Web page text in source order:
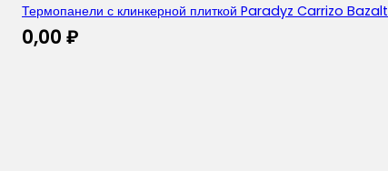
Термопанели с клинкерной плиткой Paradyz Carrizo Bazalt
0,00 ₽